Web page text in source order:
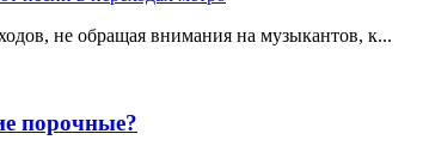
не обращая внимания на музыкантов, к...
порочные?